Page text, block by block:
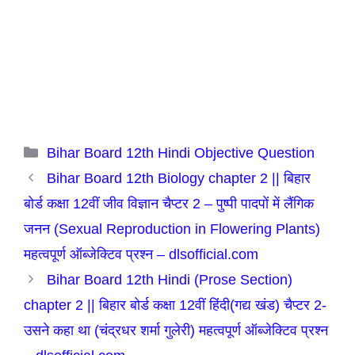
Categories
Bihar Board 12th Hindi Objective Question
Bihar Board 12th Biology chapter 2 || बिहार
बोर्ड कक्षा 12वीं जीव विज्ञान चैप्टर 2 – पुष्पी पादपों में लैंगिक
जनन (Sexual Reproduction in Flowering Plants)
महत्वपूर्ण ऑब्जेक्टिव प्रश्न – dlsofficial.com
Bihar Board 12th Hindi (Prose Section)
chapter 2 || बिहार बोर्ड कक्षा 12वीं हिंदी(गद्य खंड) चैप्टर 2-
उसने कहा था (चंद्रधर शर्मा गुलेरी) महत्वपूर्ण ऑब्जेक्टिव प्रश्न